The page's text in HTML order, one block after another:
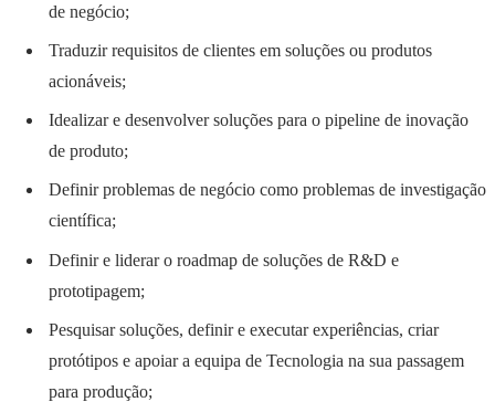
de negócio;
Traduzir requisitos de clientes em soluções ou produtos
acionáveis;
Idealizar e desenvolver soluções para o pipeline de inovação
de produto;
Definir problemas de negócio como problemas de investigação
científica;
Definir e liderar o roadmap de soluções de R&D e
prototipagem;
Pesquisar soluções, definir e executar experiências, criar
protótipos e apoiar a equipa de Tecnologia na sua passagem
para produção;